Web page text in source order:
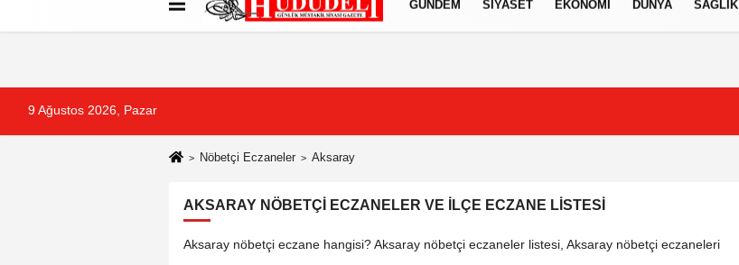
Künye İletişim Çerez Politikası
GÜNDEM SIYASET EKONOMI DÜNYA SAĞLIK
9 Ağustos 2026, Pazar
Nöbetçi Eczaneler Aksaray
AKSARAY NÖBETÇI ECZANELER VE İLÇE ECZANE LISTESI
Aksaray nöbetçi eczane hangisi? Aksaray nöbetçi eczaneler listesi, Aksaray nöbetçi eczaneleri